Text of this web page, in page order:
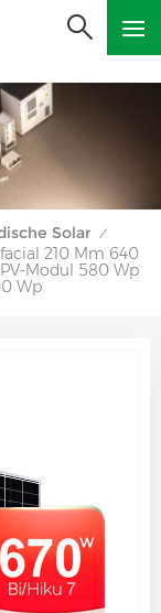
Solar /
210 Mm 640
Modul 580 Wp
Wp